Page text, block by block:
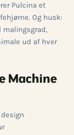
Pulcina et
Og husk:
malingsgrad,
ud af hver
Machine